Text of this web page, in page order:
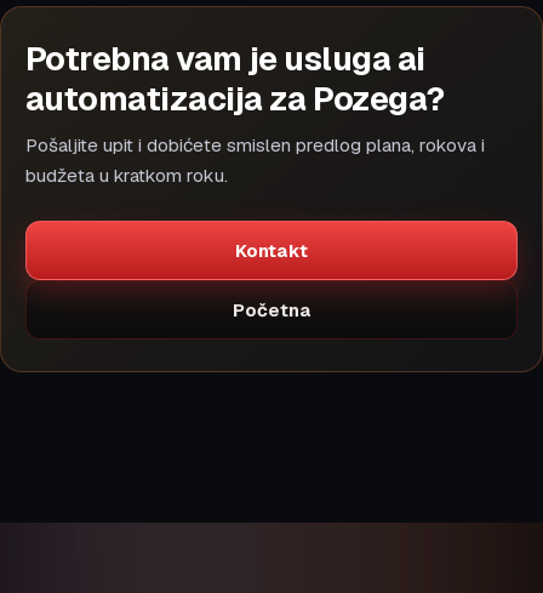
Potrebna vam je usluga ai
automatizacija za Pozega?
Pošaljite upit i dobićete smislen predlog plana, rokova i
budžeta u kratkom roku.
Kontakt
Početna